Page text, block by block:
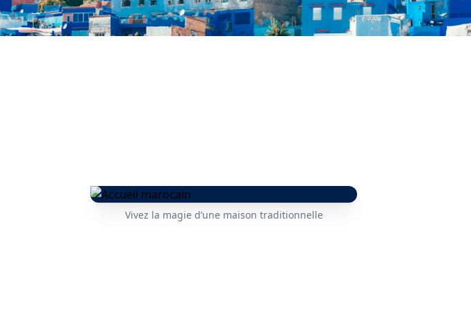
Vivez la magie d’une maison traditionnelle